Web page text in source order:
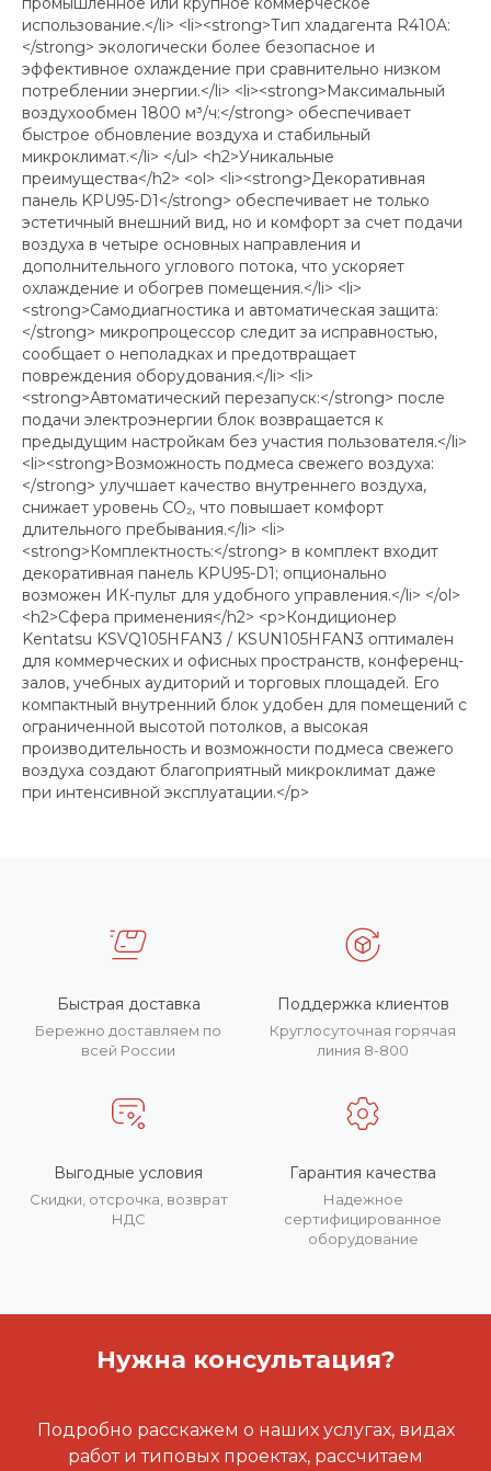
использование.</li> <li><strong>Тип хладагента R410A:
</strong> экологически более безопасное и
эффективное охлаждение при сравнительно низком
потреблении энергии.</li> <li><strong>Максимальный
воздухообмен 1800 м³/ч:</strong> обеспечивает
быстрое обновление воздуха и стабильный
микроклимат.</li> </ul> <h2>Уникальные
преимущества</h2> <ol> <li><strong>Декоративная
панель KPU95-D1</strong> обеспечивает не только
эстетичный внешний вид, но и комфорт за счет подачи
воздуха в четыре основных направления и
дополнительного углового потока, что ускоряет
охлаждение и обогрев помещения.</li> <li>
<strong>Самодиагностика и автоматическая защита:
</strong> микропроцессор следит за исправностью,
сообщает о неполадках и предотвращает
повреждения оборудования.</li> <li>
<strong>Автоматический перезапуск:</strong> после
подачи электроэнергии блок возвращается к
предыдущим настройкам без участия пользователя.</li>
<li><strong>Возможность подмеса свежего воздуха:
</strong> улучшает качество внутреннего воздуха,
снижает уровень CO₂, что повышает комфорт
длительного пребывания.</li> <li>
<strong>Комплектность:</strong> в комплект входит
декоративная панель KPU95-D1; опционально
возможен ИК-пульт для удобного управления.</li> </ol>
<h2>Сфера применения</h2> <p>Кондиционер
Kentatsu KSVQ105HFAN3 / KSUN105HFAN3 оптимален
для коммерческих и офисных пространств, конференц-
залов, учебных аудиторий и торговых площадей. Его
компактный внутренний блок удобен для помещений с
ограниченной высотой потолков, а высокая
производительность и возможности подмеса свежего
воздуха создают благоприятный микроклимат даже
при интенсивной эксплуатации.</p>
Быстрая доставка
Бережно доставляем по
всей России
Поддержка клиентов
Круглосуточная горячая
линия 8-800
Выгодные условия
Скидки, отсрочка, возврат
НДС
Гарантия качества
Надежное
сертифицированное
оборудование
Нужна консультация?
Подробно расскажем о наших услугах, видах
работ и типовых проектах, рассчитаем